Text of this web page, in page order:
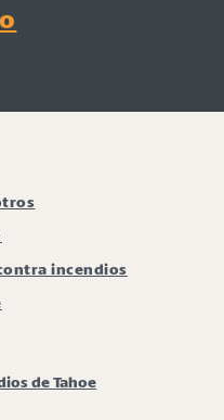
incendios
de Tahoe